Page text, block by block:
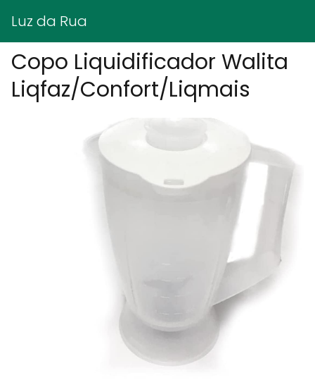
Luz da Rua
Copo Liquidificador Walita
Liqfaz/Confort/Liqmais